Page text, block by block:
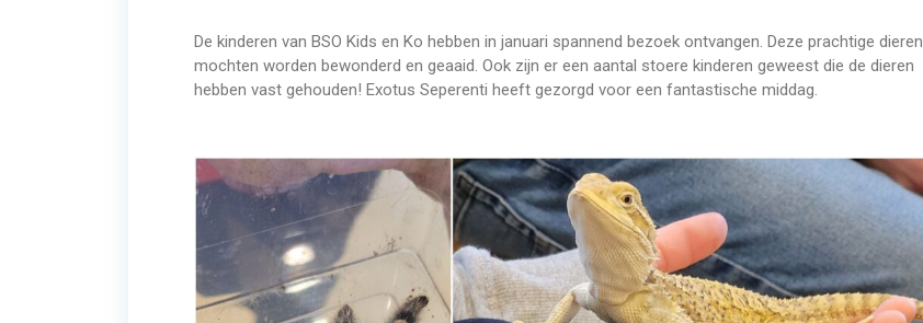
De kinderen van BSO Kids en Ko hebben in januari spannend bezoek ontvangen. Deze prachtige dieren
mochten worden bewonderd en geaaid. Ook zijn er een aantal stoere kinderen geweest die de dieren
hebben vast gehouden! Exotus Seperenti heeft gezorgd voor een fantastische middag.